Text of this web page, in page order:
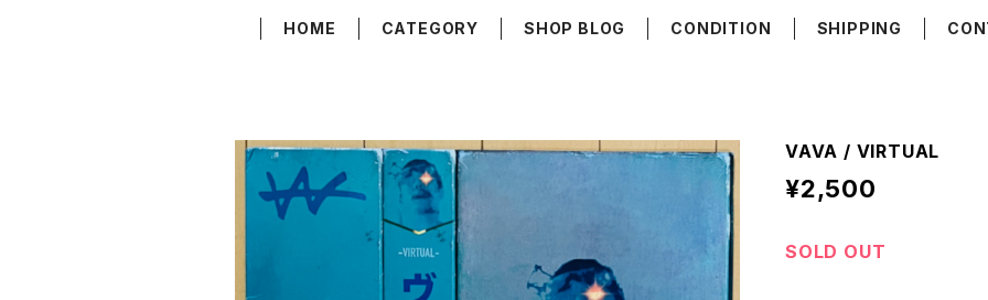
HOME CATEGORY SHOP BLOG CONDITION SHIPPING
VAVA / VIRTUAL
¥2,500
SOLD OUT